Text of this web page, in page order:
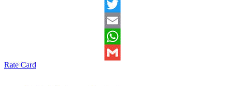
Facebook
Twitter
Email
WhatsApp
Rate Card